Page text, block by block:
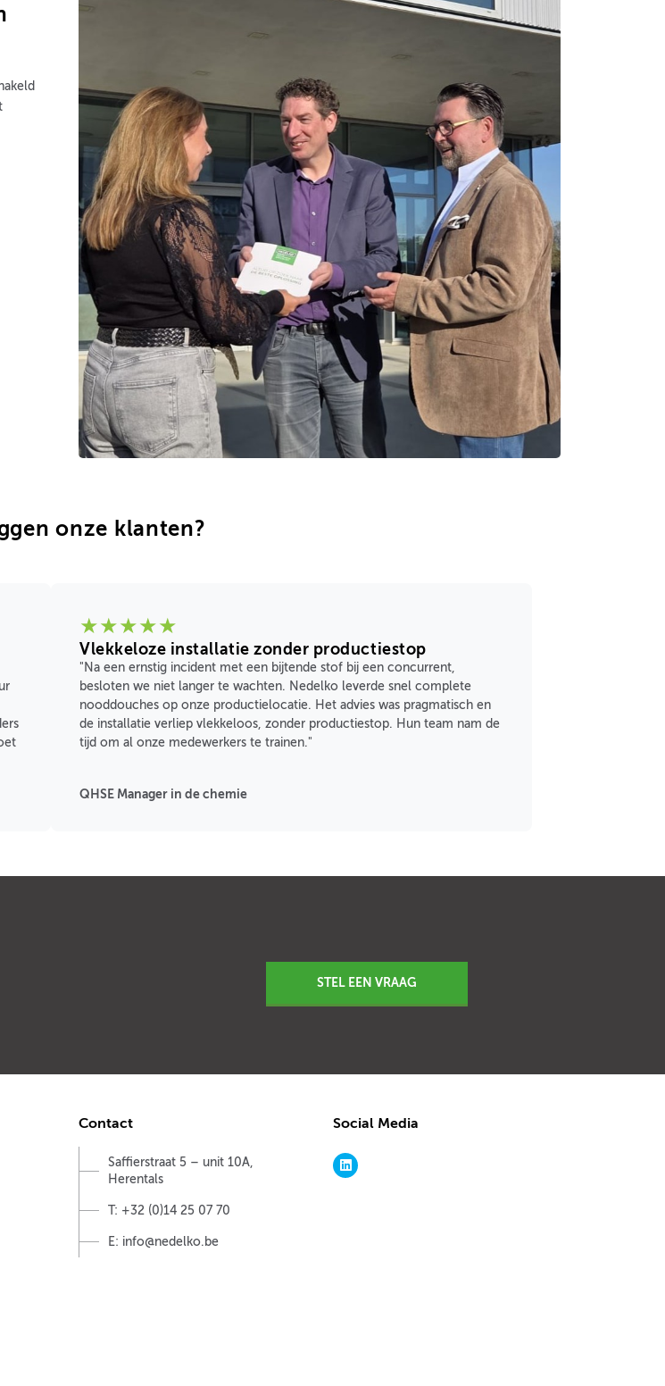
onze klanten?
★★★★★
Vlekkeloze installatie zonder productiestop
"Na een ernstig incident met een bijtende stof bij een concurrent,
besloten we niet langer te wachten. Nedelko leverde snel complete
nooddouches op onze productielocatie. Het advies was pragmatisch en
de installatie verliep vlekkeloos, zonder productiestop. Hun team nam de
tijd om al onze medewerkers te trainen."
QHSE Manager in de chemie
STEL EEN VRAAG
Contact
Saffierstraat 5 – unit 10A,
Herentals
T: +32 (0)14 25 07 70
E: info@nedelko.be
Social Media